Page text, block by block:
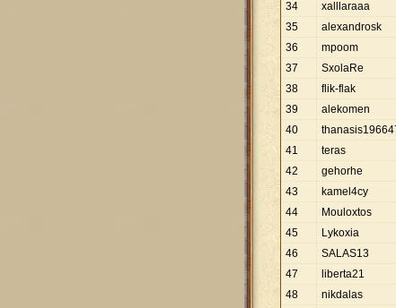
34
xalllaraaa
35
alexandrosk
36
mpoom
37
SxolaRe
38
flik-flak
39
alekomen
40
41
teras
42
gehorhe
43
kamel4cy
44
Mouloxtos
45
Lykoxia
46
SALAS13
47
liberta21
48
nikdalas